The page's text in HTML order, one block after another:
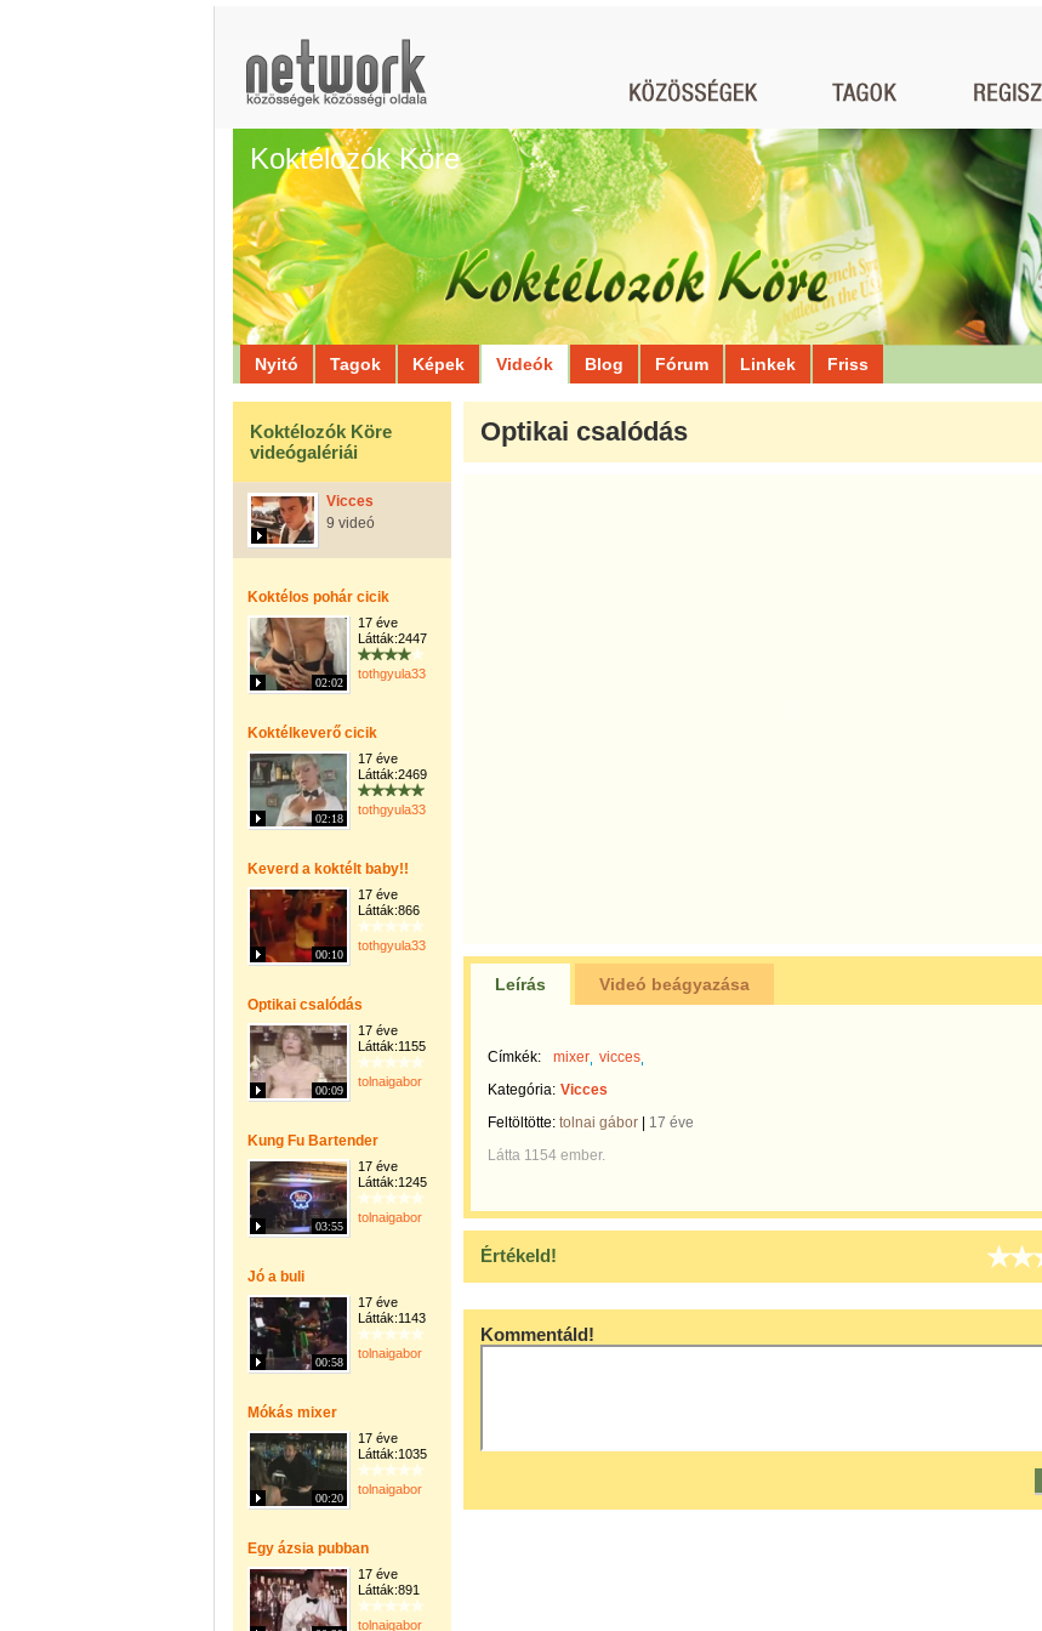
Koktélozók Köre
Nyitó Tagok Képek Videók Blog Fórum Linkek Friss
Koktélozók Köre
videógalériái
Vicces
9 videó
Koktélos pohár cicik
02:02
17 éve
Látták:2447
tothgyula33
Koktélkeverő cicik
02:18
17 éve
Látták:2469
tothgyula33
Keverd a koktélt baby!!
00:10
17 éve
Látták:866
tothgyula33
Optikai csalódás
00:09
17 éve
Látták:1155
tolnaigabor
Kung Fu Bartender
03:55
17 éve
Látták:1245
tolnaigabor
Jó a buli
00:58
17 éve
Látták:1143
tolnaigabor
Mókás mixer
00:20
17 éve
Látták:1035
tolnaigabor
Egy ázsia pubban
17 éve
Látták:891
tolnaigabor
Optikai csalódás
Leírás Videó beágyazása
Címkék: mixer vicces
Kategória: Vicces
Feltöltötte: tolnai gábor
17 éve
Látta 1154 ember.
Értékeld!
Kommentáld!